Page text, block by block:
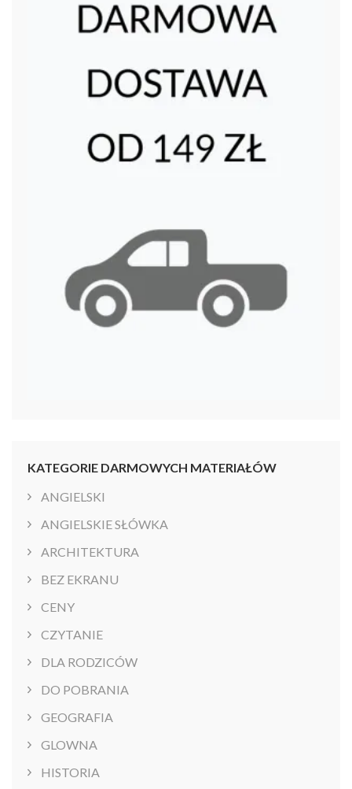
KATEGORIE DARMOWYCH MATERIAŁÓW
ANGIELSKI
ANGIELSKIE SŁÓWKA
ARCHITEKTURA
BEZ EKRANU
CENY
CZYTANIE
DLA RODZICÓW
DO POBRANIA
GEOGRAFIA
GLOWNA
HISTORIA